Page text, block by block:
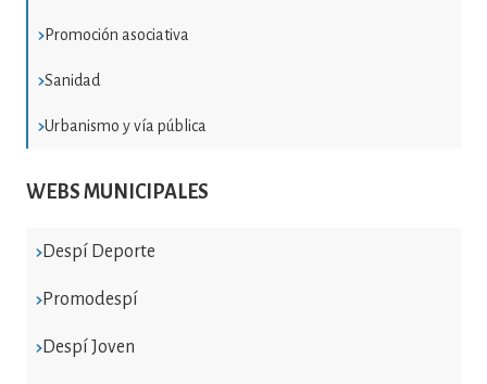
Promoción asociativa
Sanidad
Urbanismo y vía pública
WEBS MUNICIPALES
Despí Deporte
Promodespí
Despí Joven